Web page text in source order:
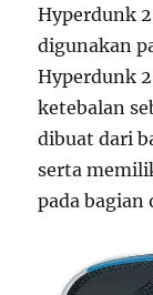
Hyperdunk
digunakan
Hyperdunk
ketebalan
dibuat dari
serta
pada bagian